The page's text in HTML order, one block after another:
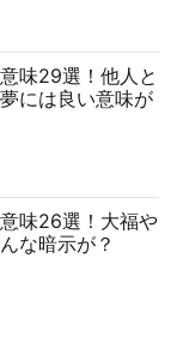
味29選！他人と
には良い意味が
味26選！大福や
な暗示が？